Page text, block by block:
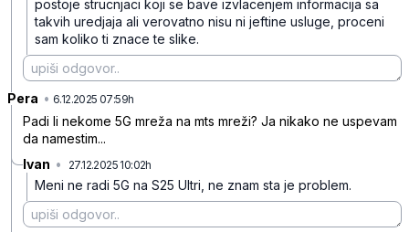
postoje strucnjaci koji se bave izvlacenjem informacija sa
takvih uredjaja ali verovatno nisu ni jeftine usluge, proceni
sam koliko ti znace te slike.
Pera • 6.12.2025 07:59h
Padi li nekome 5G mreža na mts mreži? Ja nikako ne uspevam
da namestim...
Ivan • 27.12.2025 10:02h
Meni ne radi 5G na S25 Ultri, ne znam sta je problem.